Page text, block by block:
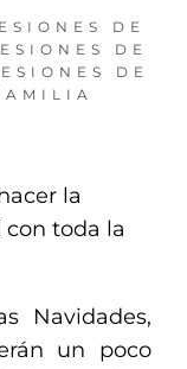
DE
DE
DE
la
con toda la
Navidades,
un poco